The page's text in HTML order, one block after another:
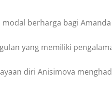
berharga bagi
yang memiliki
diri Anisimova